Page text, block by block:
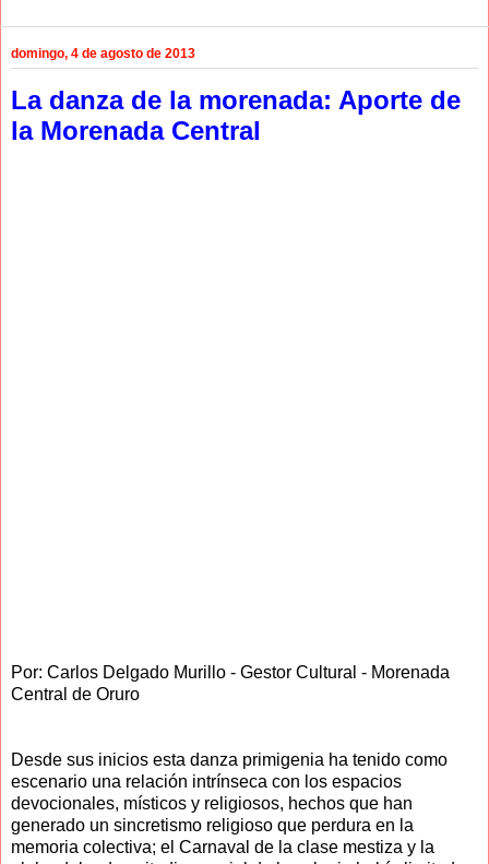
domingo, 4 de agosto de 2013
La danza de la morenada: Aporte de
la Morenada Central
Por: Carlos Delgado Murillo - Gestor Cultural - Morenada
Central de Oruro
Desde sus inicios esta danza primigenia ha tenido como
escenario una relación intrínseca con los espacios
devocionales, místicos y religiosos, hechos que han
generado un sincretismo religioso que perdura en la
memoria colectiva; el Carnaval de la clase mestiza y la